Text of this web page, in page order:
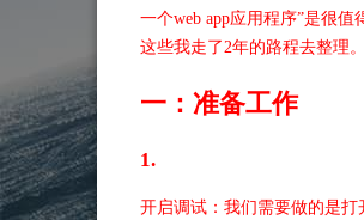
一个web app应用程序”是很
这些我走了2年的路程去整理
一：准备工作
1.
开启调试：我们需要做的是打